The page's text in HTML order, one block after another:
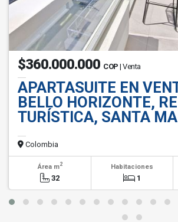
$360.000.000 COP | Venta
APARTASUITE EN
BELLO HORIZONTE,
TURÍSTICA, SANTA
Colombia
Área m2
32
Habitaciones
1